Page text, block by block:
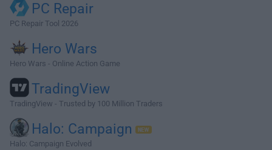
PC Repair
PC Repair Tool 2026
Hero Wars
Hero Wars - Online Action Game
TradingView
TradingView - Trusted by 100 Million Traders
Halo: Campaign
Halo: Campaign Evolved